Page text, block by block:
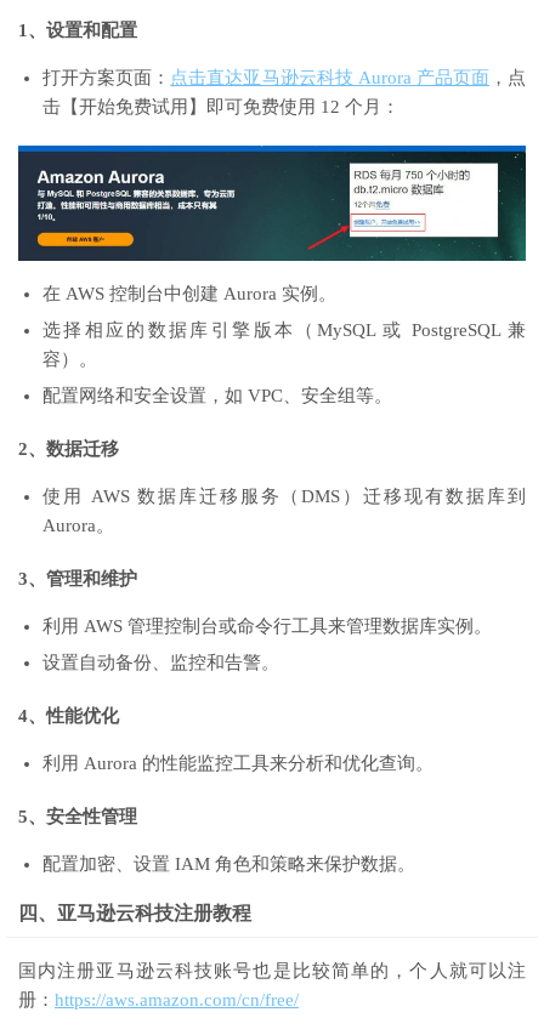
1、设置和配置
打开方案页面： 点击直达亚马逊云科技 Aurora 产品页面 ，点
击【开始免费试用】即可免费使用 12 个月：
在 AWS 控制台中创建 Aurora 实例。
选择相应的数据库引擎版本（MySQL 或 PostgreSQL 兼
容）。
配置网络和安全设置，如 VPC、安全组等。
2、数据迁移
使用 AWS 数据库迁移服务（DMS）迁移现有数据库到
Aurora。
3、管理和维护
利用 AWS 管理控制台或命令行工具来管理数据库实例。
设置自动备份、监控和告警。
4、性能优化
利用 Aurora 的性能监控工具来分析和优化查询。
5、安全性管理
配置加密、设置 IAM 角色和策略来保护数据。
四、亚马逊云科技注册教程
国内注册亚马逊云科技账号也是比较简单的，个人就可以注
册： https://aws.amazon.com/cn/free/